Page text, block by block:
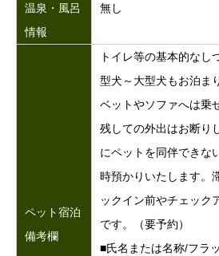
温泉・風呂
情報
無し
ペット宿泊
備考欄
トイレ等の基本的なし
型犬～大型犬もお泊ま
ベットやソファへは乗
残しての外出はお断り
にペットを同伴できな
時預かりいたします。
ックイン前やチェック
です。（要予約）
■氏名または名称/フラ